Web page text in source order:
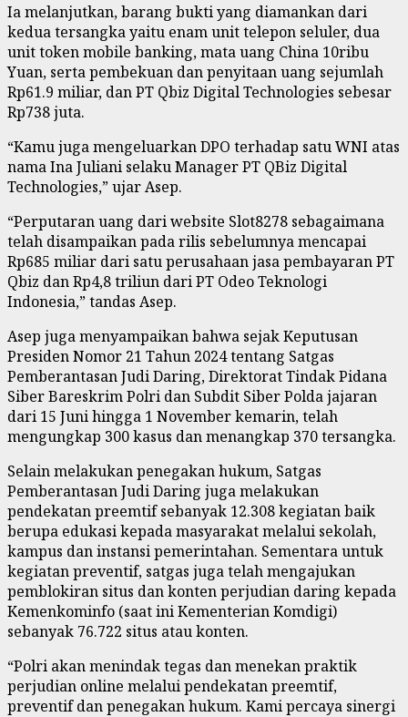
Ia melanjutkan, barang bukti yang diamankan dari
kedua tersangka yaitu enam unit telepon seluler, dua
unit token mobile banking, mata uang China 10ribu
Yuan, serta pembekuan dan penyitaan uang sejumlah
Rp61.9 miliar, dan PT Qbiz Digital Technologies sebesar
Rp738 juta.
“Kamu juga mengeluarkan DPO terhadap satu WNI atas
nama Ina Juliani selaku Manager PT QBiz Digital
Technologies,” ujar Asep.
“Perputaran uang dari website Slot8278 sebagaimana
telah disampaikan pada rilis sebelumnya mencapai
Rp685 miliar dari satu perusahaan jasa pembayaran PT
Qbiz dan Rp4,8 triliun dari PT Odeo Teknologi
Indonesia,” tandas Asep.
Asep juga menyampaikan bahwa sejak Keputusan
Presiden Nomor 21 Tahun 2024 tentang Satgas
Pemberantasan Judi Daring, Direktorat Tindak Pidana
Siber Bareskrim Polri dan Subdit Siber Polda jajaran
dari 15 Juni hingga 1 November kemarin, telah
mengungkap 300 kasus dan menangkap 370 tersangka.
Selain melakukan penegakan hukum, Satgas
Pemberantasan Judi Daring juga melakukan
pendekatan preemtif sebanyak 12.308 kegiatan baik
berupa edukasi kepada masyarakat melalui sekolah,
kampus dan instansi pemerintahan. Sementara untuk
kegiatan preventif, satgas juga telah mengajukan
pemblokiran situs dan konten perjudian daring kepada
Kemenkominfo (saat ini Kementerian Komdigi)
sebanyak 76.722 situs atau konten.
“Polri akan menindak tegas dan menekan praktik
perjudian online melalui pendekatan preemtif,
preventif dan penegakan hukum. Kami percaya sinergi